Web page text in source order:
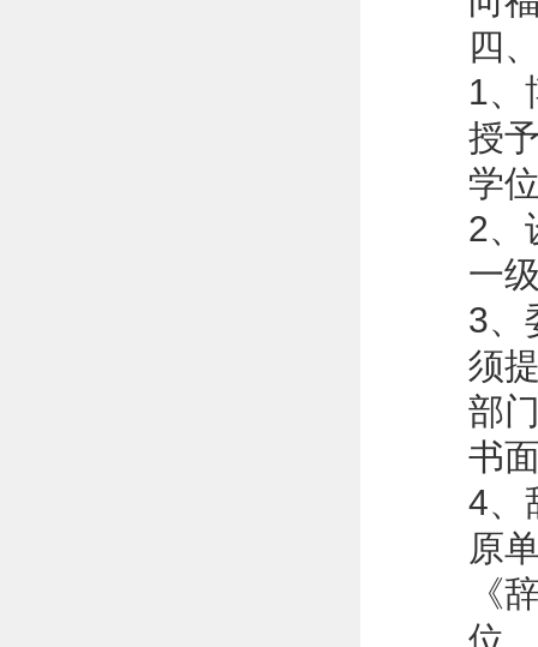
四
1、
授
学
2、
一
3、
须
部
书
4、
原
《